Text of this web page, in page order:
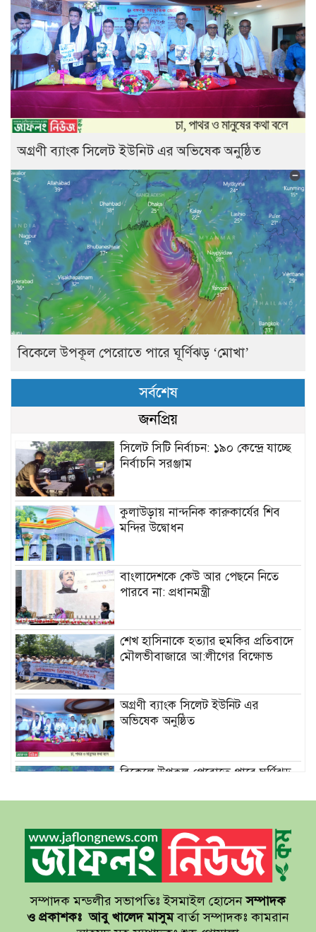
অগ্রণী ব্যাংক সিলেট ইউনিট এর অভিষেক অনুষ্ঠিত
বিকেলে উপকূল পেরোতে পারে ঘূর্ণিঝড় ‘মোখা’
সর্বশেষ
জনপ্রিয়
সিলেট সিটি নির্বাচন: ১৯০ কেন্দ্রে যাচ্ছে
নির্বাচনি সরঞ্জাম
কুলাউড়ায় নান্দনিক কারুকার্যের শিব
মন্দির উদ্বোধন
বাংলাদেশকে কেউ আর পেছনে নিতে
পারবে না: প্রধানমন্ত্রী
শেখ হাসিনাকে হত্যার হুমকির প্রতিবাদে
মৌলভীবাজারে আ:লীগের বিক্ষোভ
অগ্রণী ব্যাংক সিলেট ইউনিট এর
অভিষেক অনুষ্ঠিত
বিকেলে উপকূল পেরোতে পারে ঘূর্ণিঝড়
সেন্টমার্টিনের সব হোটেল-মোটেল-
রিসোর্টকে আশ্রয়কেন্দ্র ঘোষণা
বাখমুত পুনরুদ্ধারের দাবি ইউক্রেনের
সম্পাদক মন্ডলীর সভাপতিঃ ইসমাইল হোসেনসম্পাদক
ও প্রকাশকঃ আবু খালেদ মাসুমবার্তা সম্পাদকঃ কামরান